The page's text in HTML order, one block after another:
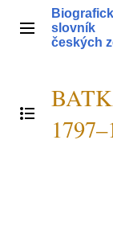
obsahHlavní menu
slovník
českých
Přepnout